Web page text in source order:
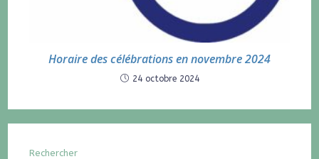
Horaire des célébrations en novembre 2024
24 octobre 2024
Rechercher